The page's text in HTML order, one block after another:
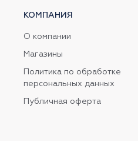
КОМПАНИЯ
О компании
Магазины
Политика по обработке
персональных данных
Публичная оферта